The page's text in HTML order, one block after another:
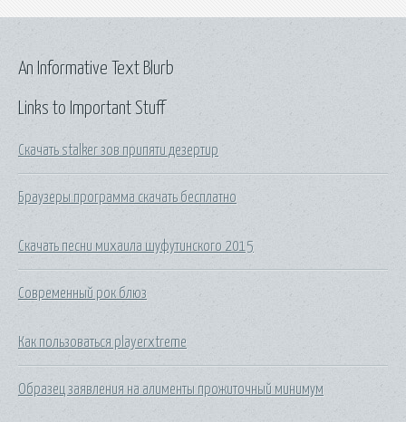
Links to Important Stuff
Скачать stalker зов припяти дезертир
Браузеры программа скачать бесплатно
Скачать песни михаила шуфутинского 2015
Современный рок блюз
Как пользоваться playerxtreme
Образец заявления на алименты прожиточный минимум
An Informative Text Blurb